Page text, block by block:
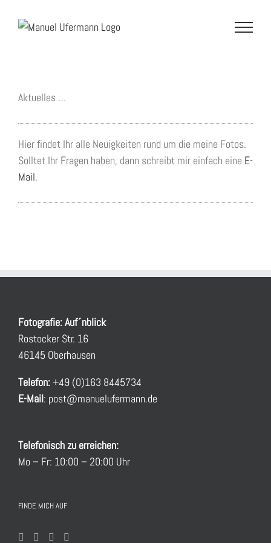
Inhalt
Aktuelles …
Hier findet Ihr alle Neuigkeiten rund um die meine Fotos.
Solltet Ihr Fragen haben, dann schreibt mir einfach eine E-
Mail.
Fotografie: Auf´nblick
Rostocker Str. 16
46145 Oberhausen
Telefon:+49 (0)163 8445734
E-Mail: post@manuelufermann.de
Telefonisch zu erreichen:
Mo – Fr: 10:00 – 20:00 Uhr
FINDE MICH AUF